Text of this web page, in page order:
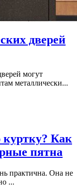
дверей
могут
металлически...
куртку? Как
пятна
практична. Она не
...